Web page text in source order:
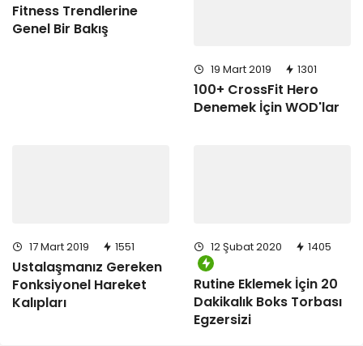
Fitness Trendlerine
Genel Bir Bakış
19 Mart 2019 1301
100+ CrossFit Hero
Denemek İçin WOD'lar
17 Mart 2019 1551
Ustalaşmanız Gereken
Fonksiyonel Hareket
Kalıpları
12 Şubat 2020 1405
Rutine Eklemek İçin 20
Dakikalık Boks Torbası
Egzersizi